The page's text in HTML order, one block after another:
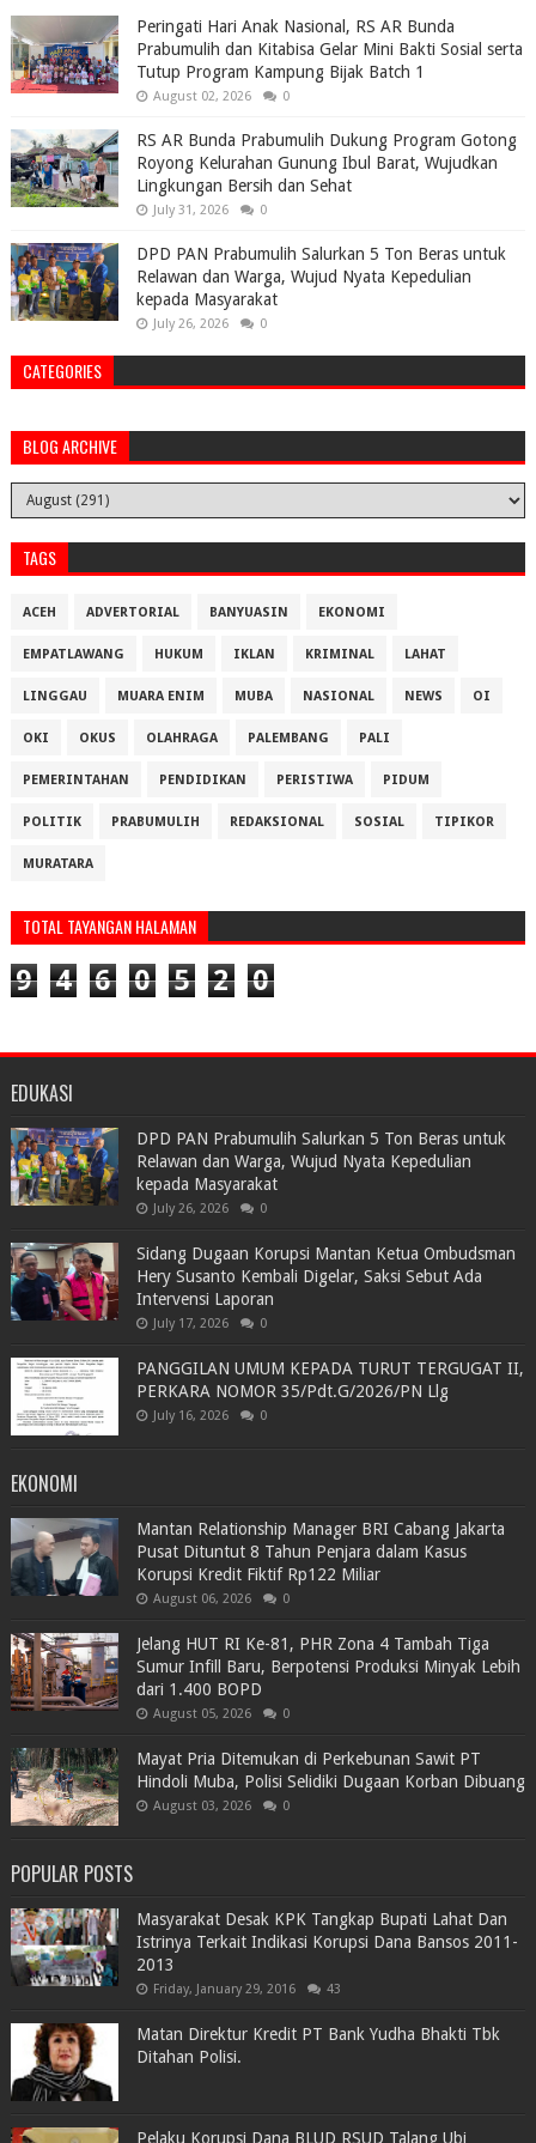
Peringati Hari Anak Nasional, RS AR Bunda
Prabumulih dan Kitabisa Gelar Mini Bakti Sosial serta
Tutup Program Kampung Bijak Batch 1
August 02, 2026 0
RS AR Bunda Prabumulih Dukung Program Gotong
Royong Kelurahan Gunung Ibul Barat, Wujudkan
Lingkungan Bersih dan Sehat
July 31, 2026 0
DPD PAN Prabumulih Salurkan 5 Ton Beras untuk
Relawan dan Warga, Wujud Nyata Kepedulian
kepada Masyarakat
July 26, 2026 0
CATEGORIES
BLOG ARCHIVE
TAGS
ACEH ADVERTORIAL BANYUASIN EKONOMI
EMPATLAWANG HUKUM IKLAN KRIMINAL LAHAT
LINGGAU MUARA ENIM MUBA NASIONAL NEWS OI
OKI OKUS OLAHRAGA PALEMBANG PALI
PEMERINTAHAN PENDIDIKAN PERISTIWA PIDUM
POLITIK PRABUMULIH REDAKSIONAL SOSIAL TIPIKOR
MURATARA
TOTAL TAYANGAN HALAMAN
9 4 6 0 5 2 0
EDUKASI
DPD PAN Prabumulih Salurkan 5 Ton Beras untuk
Relawan dan Warga, Wujud Nyata Kepedulian
kepada Masyarakat
July 26, 2026 0
Sidang Dugaan Korupsi Mantan Ketua Ombudsman
Hery Susanto Kembali Digelar, Saksi Sebut Ada
Intervensi Laporan
July 17, 2026 0
PANGGILAN UMUM KEPADA TURUT TERGUGAT II,
PERKARA NOMOR 35/Pdt.G/2026/PN Llg
July 16, 2026 0
EKONOMI
Mantan Relationship Manager BRI Cabang Jakarta
Pusat Dituntut 8 Tahun Penjara dalam Kasus
Korupsi Kredit Fiktif Rp122 Miliar
August 06, 2026 0
Jelang HUT RI Ke-81, PHR Zona 4 Tambah Tiga
Sumur Infill Baru, Berpotensi Produksi Minyak Lebih
dari 1.400 BOPD
August 05, 2026 0
Mayat Pria Ditemukan di Perkebunan Sawit PT
Hindoli Muba, Polisi Selidiki Dugaan Korban Dibuang
August 03, 2026 0
POPULAR POSTS
Masyarakat Desak KPK Tangkap Bupati Lahat Dan
Istrinya Terkait Indikasi Korupsi Dana Bansos 2011-
2013
Friday, January 29, 2016 43
Matan Direktur Kredit PT Bank Yudha Bhakti Tbk
Ditahan Polisi.
Pelaku Korupsi Dana BLUD RSUD Talang Ubi